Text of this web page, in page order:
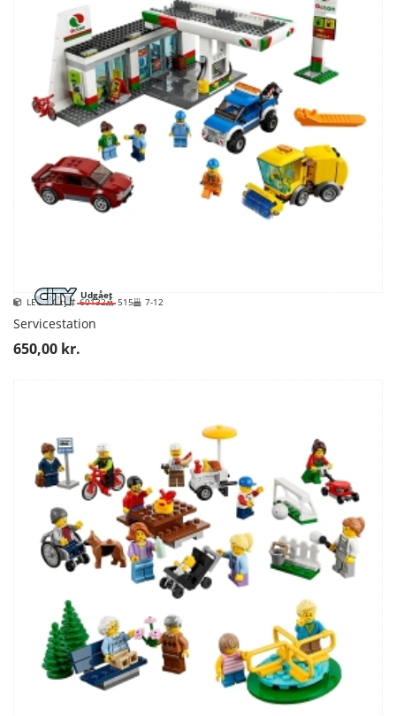
Udgået
LEGO City 60132 515 7-12
Servicestation
650,00 kr.